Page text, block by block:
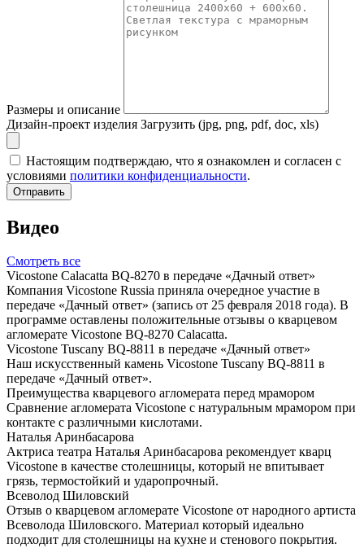
Размеры и описание
Дизайн-проект изделия Загрузить (jpg, png, pdf, doc, xls)
Настоящим подтверждаю, что я ознакомлен и согласен с
условиями политики конфиденциальности.
Отправить
Видео
Смотреть все
Vicostone Calacatta BQ-8270 в передаче «Дачный ответ»
Компания Vicostone Russia приняла очередное участие в
передаче «Дачный ответ» (запись от 25 февраля 2018 года). В
программе оставлены положительные отзывы о кварцевом
агломерате Vicostone BQ-8270 Calacatta.
Vicostone Tuscany BQ-8811 в передаче «Дачный ответ»
Наш искусственный камень Vicostone Tuscany BQ-8811 в
передаче «Дачный ответ».
Преимущества кварцевого агломерата перед мрамором
Сравнение агломерата Vicostone с натуральным мрамором при
контакте с различными кислотами.
Наталья Аринбасарова
Актриса театра Наталья Аринбасарова рекомендует кварц
Vicostone в качестве столешницы, который не впитывает
грязь, термостойкий и ударопрочный.
Всеволод Шиловский
Отзыв о кварцевом агломерате Vicostone от народного артиста
Всеволода Шиловского. Материал который идеально
подходит для столешницы на кухне и стенового покрытия.